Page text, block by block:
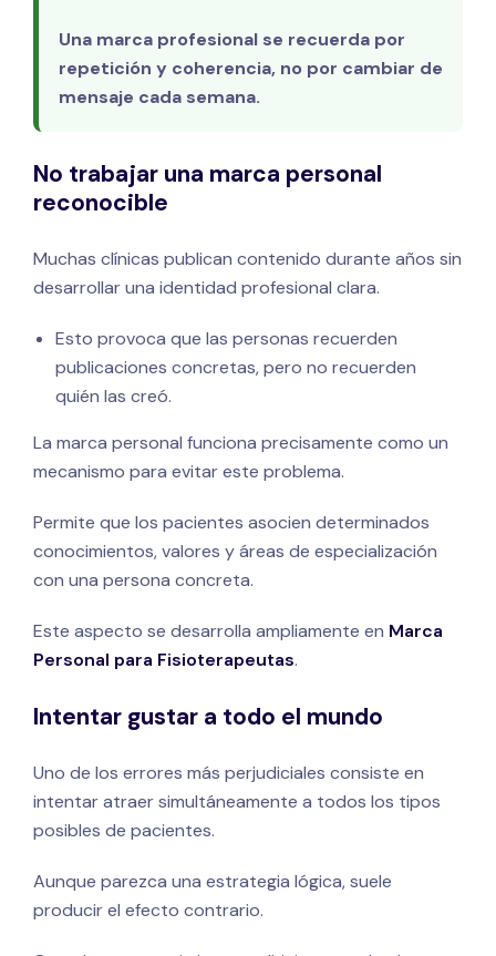
Una marca profesional se recuerda por
repetición y coherencia, no por cambiar de
mensaje cada semana.
No trabajar una marca personal
reconocible
Muchas clínicas publican contenido durante años sin
desarrollar una identidad profesional clara.
Esto provoca que las personas recuerden
publicaciones concretas, pero no recuerden
quién las creó.
La marca personal funciona precisamente como un
mecanismo para evitar este problema.
Permite que los pacientes asocien determinados
conocimientos, valores y áreas de especialización
con una persona concreta.
Este aspecto se desarrolla ampliamente en Marca
Personal para Fisioterapeutas.
Intentar gustar a todo el mundo
Uno de los errores más perjudiciales consiste en
intentar atraer simultáneamente a todos los tipos
posibles de pacientes.
Aunque parezca una estrategia lógica, suele
producir el efecto contrario.